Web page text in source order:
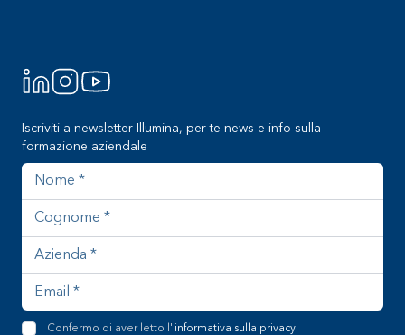
Iscriviti a newsletter Illumina, per te news e info sulla
formazione aziendale
Nome
Cognome
Azienda
Indirizzo email
Confermo di aver letto l' informativa sulla privacy